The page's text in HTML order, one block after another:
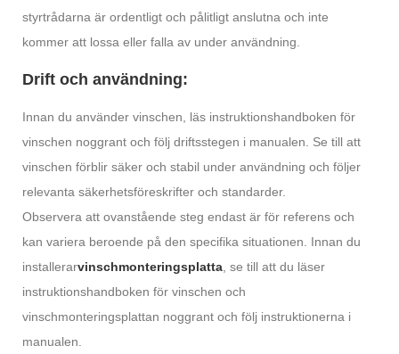
styrtrådarna är ordentligt och pålitligt anslutna och inte
kommer att lossa eller falla av under användning.
Drift och användning:
Innan du använder vinschen, läs instruktionshandboken för
vinschen noggrant och följ driftsstegen i manualen. Se till att
vinschen förblir säker och stabil under användning och följer
relevanta säkerhetsföreskrifter och standarder.
Observera att ovanstående steg endast är för referens och
kan variera beroende på den specifika situationen. Innan du
installerarvinschmonteringsplatta , se till att du läser
instruktionshandboken för vinschen och
vinschmonteringsplattan noggrant och följ instruktionerna i
manualen.